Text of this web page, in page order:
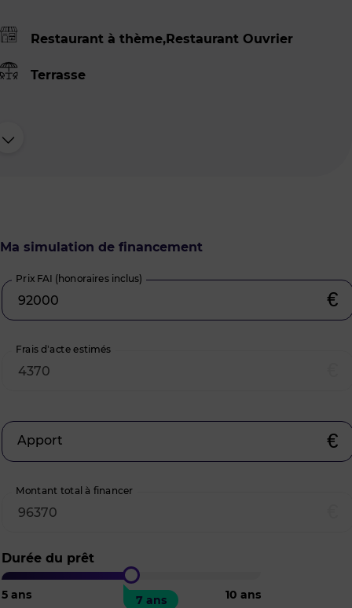
Restaurant à thème,Restaurant Ouvrier
Terrasse
Ma simulation de financement
Prix FAI (honoraires inclus)
€
Frais d’acte estimés
Apport €
Montant total à financer
Durée du prêt
5 ans 10 ans
7 ans